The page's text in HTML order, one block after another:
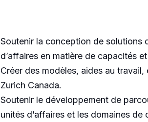
Soutenir la conception de solutions
d’affaires en matière de capacités
Créer des modèles, aides au
Zurich Canada.
Soutenir le développement de
unités d’affaires et les domaines